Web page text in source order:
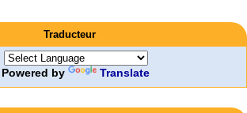
Traducteur
Powered by Translate